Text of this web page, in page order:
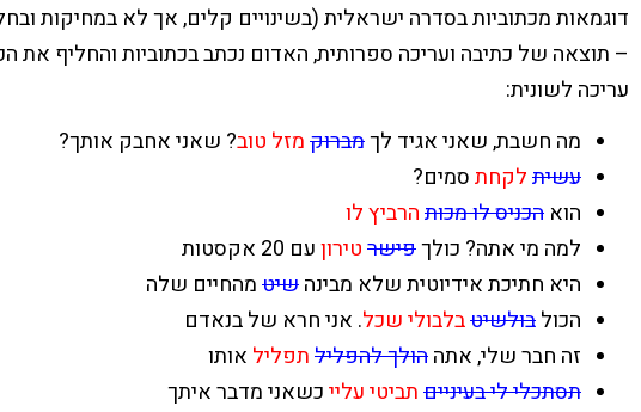
דוגמאות מכתוביות בסדרה ישראלית (בשינויים קלים, אך לא במחיקות
– תוצאה של כתיבה ועריכה ספרותית, האדום נכתב בכתוביות והחליף
עריכה לשונית:
מה חשבת, שאני אגיד לךמברוקמזל טוב? שאני אחבק אותך?
עשיתלקחתסמים?
הוא הכניס לומכותהרביץ לו
למה מי אתה? כולךפישרטירוןעם 20 אקסטות
היא חתיכת אידיוטית שלא מבינהשיטמהחיים שלה
הכולבולשיטבלבולי שכל. אני חרא של בנאדם
זה חבר שלי, אתההולך להפלילתפליל אותו
תסתכלי לי בעינייםתביטי עלייכשאני מדבר איתך